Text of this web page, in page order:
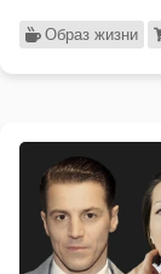
Образ жизни